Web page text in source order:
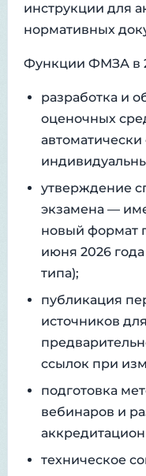
инструкции для
нормативных
Функции ФМЗА в
разработка и
оценочных
утверждение
экзамена —
новый формат
июня 2026
типа);
публикация
источников
ссылок при
подготовка
вебинаров и
техническое